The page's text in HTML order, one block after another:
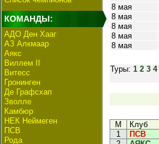
КОМАНДЫ:
АДО Ден Хааг
АЗ Алкмаар
Аякс
Виллем II
Витесс
Гронинген
Де Графсхап
Зволле
Камбюр
НЕК Неймеген
ПСВ
Рода
8 мая
8 мая
8 мая
8 мая
8 мая
Туры: 1 2 3 4
М Клуб
1
ПСВ